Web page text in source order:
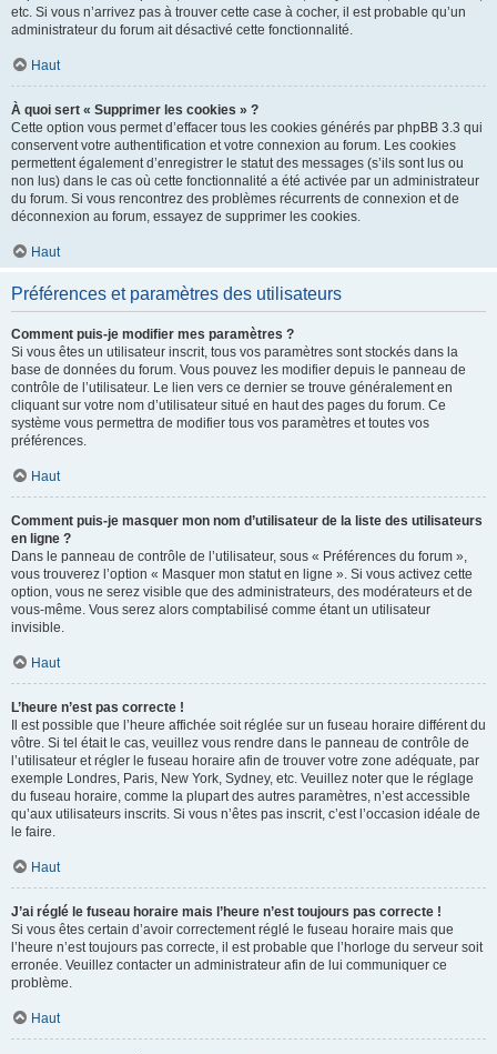
etc. Si vous n’arrivez pas à trouver cette case à cocher, il est probable qu’un
administrateur du forum ait désactivé cette fonctionnalité.
Haut
À quoi sert « Supprimer les cookies » ?
Cette option vous permet d’effacer tous les cookies générés par phpBB 3.3 qui
conservent votre authentification et votre connexion au forum. Les cookies
permettent également d’enregistrer le statut des messages (s’ils sont lus ou
non lus) dans le cas où cette fonctionnalité a été activée par un administrateur
du forum. Si vous rencontrez des problèmes récurrents de connexion et de
déconnexion au forum, essayez de supprimer les cookies.
Haut
Préférences et paramètres des utilisateurs
Comment puis-je modifier mes paramètres ?
Si vous êtes un utilisateur inscrit, tous vos paramètres sont stockés dans la
base de données du forum. Vous pouvez les modifier depuis le panneau de
contrôle de l’utilisateur. Le lien vers ce dernier se trouve généralement en
cliquant sur votre nom d’utilisateur situé en haut des pages du forum. Ce
système vous permettra de modifier tous vos paramètres et toutes vos
préférences.
Haut
Comment puis-je masquer mon nom d’utilisateur de la liste des utilisateurs
en ligne ?
Dans le panneau de contrôle de l’utilisateur, sous « Préférences du forum »,
vous trouverez l’option « Masquer mon statut en ligne ». Si vous activez cette
option, vous ne serez visible que des administrateurs, des modérateurs et de
vous-même. Vous serez alors comptabilisé comme étant un utilisateur
invisible.
Haut
L’heure n’est pas correcte !
Il est possible que l’heure affichée soit réglée sur un fuseau horaire différent du
vôtre. Si tel était le cas, veuillez vous rendre dans le panneau de contrôle de
l’utilisateur et régler le fuseau horaire afin de trouver votre zone adéquate, par
exemple Londres, Paris, New York, Sydney, etc. Veuillez noter que le réglage
du fuseau horaire, comme la plupart des autres paramètres, n’est accessible
qu’aux utilisateurs inscrits. Si vous n’êtes pas inscrit, c’est l’occasion idéale de
le faire.
Haut
J’ai réglé le fuseau horaire mais l’heure n’est toujours pas correcte !
Si vous êtes certain d’avoir correctement réglé le fuseau horaire mais que
l’heure n’est toujours pas correcte, il est probable que l’horloge du serveur soit
erronée. Veuillez contacter un administrateur afin de lui communiquer ce
problème.
Haut